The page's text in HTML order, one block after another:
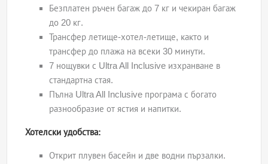
Безплатен ръчен багаж до 7 кг и чекиран багаж
до 20 кг.
Трансфер летище-хотел-летище, както и
трансфер до плажа на всеки 30 минути.
7 нощувки с Ultra All Inclusive изхранване в
стандартна стая.
Пълна Ultra All Inclusive програма с богато
разнообразие от ястия и напитки.
Хотелски удобства:
Открит плувен басейн и две водни пързалки.